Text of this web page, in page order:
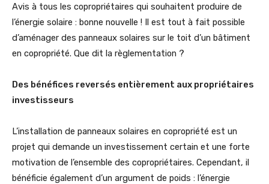
Avis à tous les copropriétaires qui souhaitent produire de
l’énergie solaire : bonne nouvelle ! Il est tout à fait possible
d’aménager des panneaux solaires sur le toit d’un bâtiment
en copropriété. Que dit la règlementation ?
Des bénéfices reversés entièrement aux propriétaires
investisseurs
L’installation de panneaux solaires en copropriété est un
projet qui demande un investissement certain et une forte
motivation de l’ensemble des copropriétaires. Cependant, il
bénéficie également d’un argument de poids : l’énergie